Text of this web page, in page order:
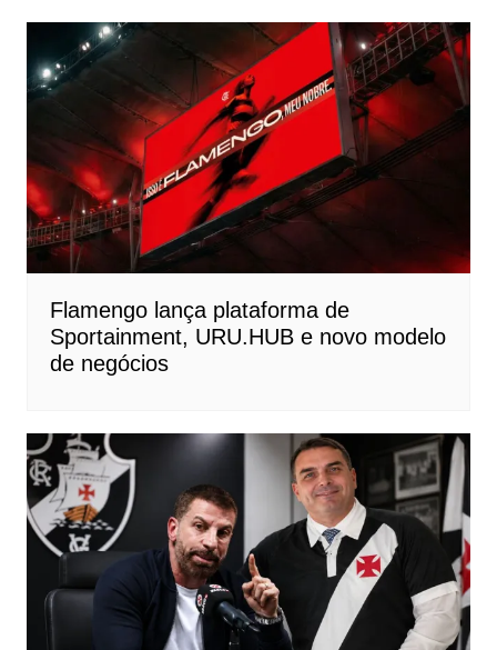
Flamengo lança plataforma de
Sportainment, URU.HUB e novo modelo
de negócios